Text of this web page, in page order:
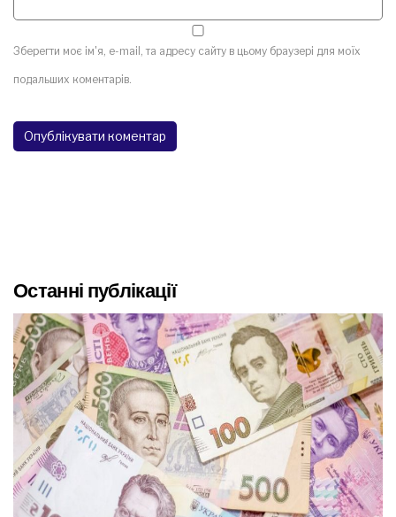
Зберегти моє ім'я, e-mail, та адресу сайту в цьому браузері для моїх
подальших коментарів.
Останні публікації